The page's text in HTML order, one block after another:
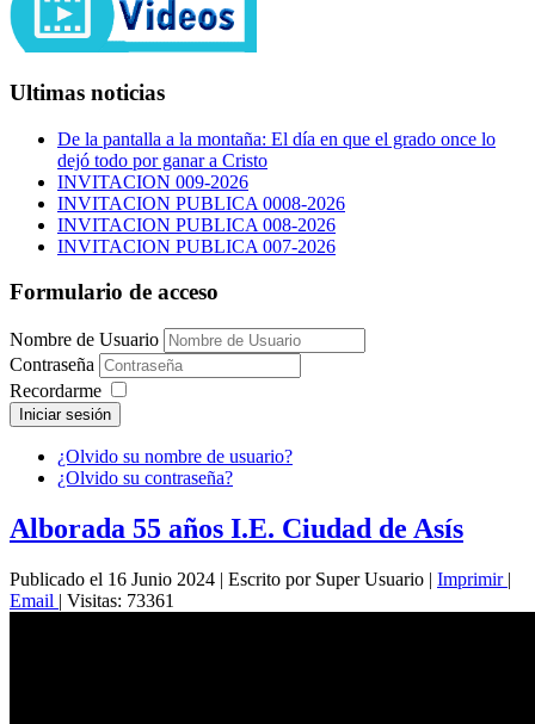
Ultimas noticias
De la pantalla a la montaña: El día en que el grado once lo
dejó todo por ganar a Cristo
INVITACION 009-2026
INVITACION PUBLICA 0008-2026
INVITACION PUBLICA 008-2026
INVITACION PUBLICA 007-2026
Formulario de acceso
Nombre de Usuario
Contraseña
Recordarme
Iniciar sesión
¿Olvido su nombre de usuario?
¿Olvido su contraseña?
Alborada 55 años I.E. Ciudad de Asís
Publicado el 16 Junio 2024 | Escrito por Super Usuario | Imprimir |
Email | Visitas: 73361